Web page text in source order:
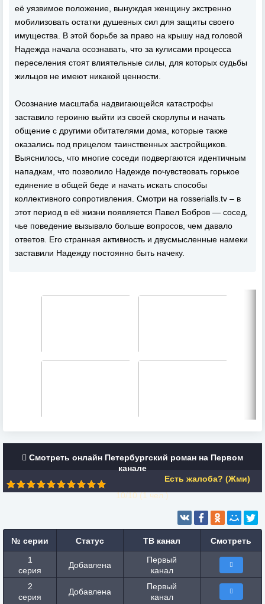
её уязвимое положение, вынуждая женщину экстренно
мобилизовать остатки душевных сил для защиты своего
имущества. В этой борьбе за право на крышу над головой
Надежда начала осознавать, что за кулисами процесса
переселения стоят влиятельные силы, для которых судьбы
жильцов не имеют никакой ценности.
Осознание масштаба надвигающейся катастрофы
заставило героиню выйти из своей скорлупы и начать
общение с другими обитателями дома, которые также
оказались под прицелом таинственных застройщиков.
Выяснилось, что многие соседи подвергаются идентичным
нападкам, что позволило Надежде почувствовать горькое
единение в общей беде и начать искать способы
коллективного сопротивления. Смотри на rosserialls.tv – в
этот период в её жизни появляется Павел Бобров — сосед,
чье поведение вызывало больше вопросов, чем давало
ответов. Его странная активность и двусмысленные намеки
заставили Надежду постоянно быть начеку.
Смотреть онлайн Петербургский роман на Первом
канале
Есть жалоба? (Жми)
10/10 (1чел.)
№ серии Статус ТВ канал
Смотреть
1
серия
Добавлена
Первый
канал
2
серия
Добавлена
Первый
канал